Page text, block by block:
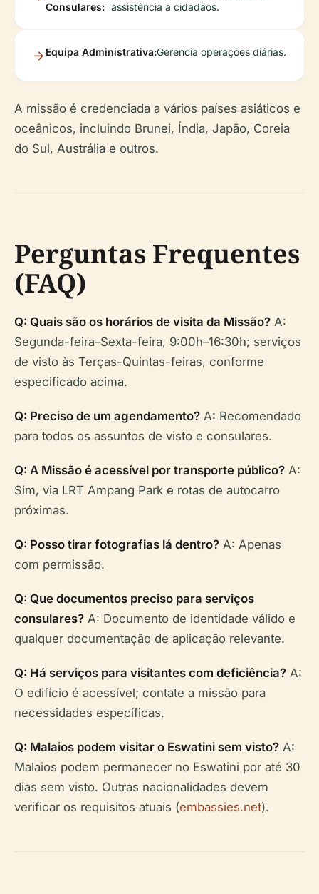
Consulares: assistência a cidadãos.
Equipa Administrativa:Gerencia operações diárias.
A missão é credenciada a vários países asiáticos e
oceânicos, incluindo Brunei, Índia, Japão, Coreia
do Sul, Austrália e outros.
Perguntas Frequentes
(FAQ)
Q: Quais são os horários de visita da Missão? A:
Segunda-feira–Sexta-feira, 9:00h–16:30h; serviços
de visto às Terças-Quintas-feiras, conforme
especificado acima.
Q: Preciso de um agendamento? A: Recomendado
para todos os assuntos de visto e consulares.
Q: A Missão é acessível por transporte público? A:
Sim, via LRT Ampang Park e rotas de autocarro
próximas.
Q: Posso tirar fotografias lá dentro? A: Apenas
com permissão.
Q: Que documentos preciso para serviços
consulares? A: Documento de identidade válido e
qualquer documentação de aplicação relevante.
Q: Há serviços para visitantes com deficiência? A:
O edifício é acessível; contate a missão para
necessidades específicas.
Q: Malaios podem visitar o Eswatini sem visto? A:
Malaios podem permanecer no Eswatini por até 30
dias sem visto. Outras nacionalidades devem
verificar os requisitos atuais (embassies.net).